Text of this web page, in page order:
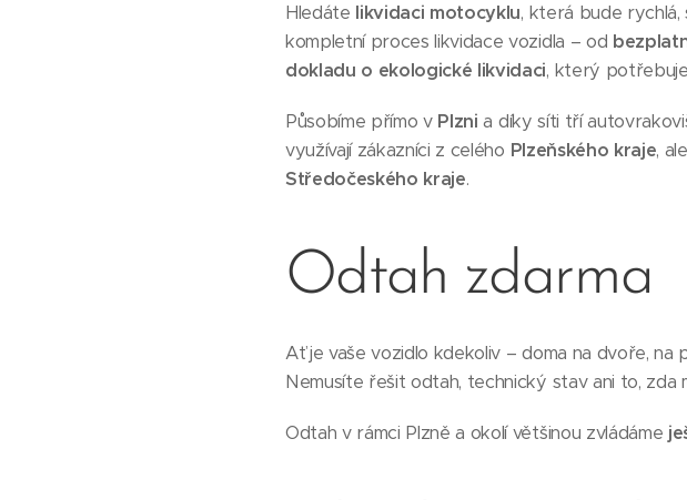
Hledáte likvidaci motocyklu, která bude
kompletní proces likvidace vozidla – od
dokladu o ekologické likvidaci, který
Působíme přímo v Plzni a díky síti tří
využívají zákazníci z celého Plzeňského kraje,
Středočeského kraje.
Odtah zdarma
Ať je vaše vozidlo kdekoliv – doma na dvoře, na
Nemusíte řešit odtah, technický stav ani to, zda
Odtah v rámci Plzně a okolí většinou zvládáme